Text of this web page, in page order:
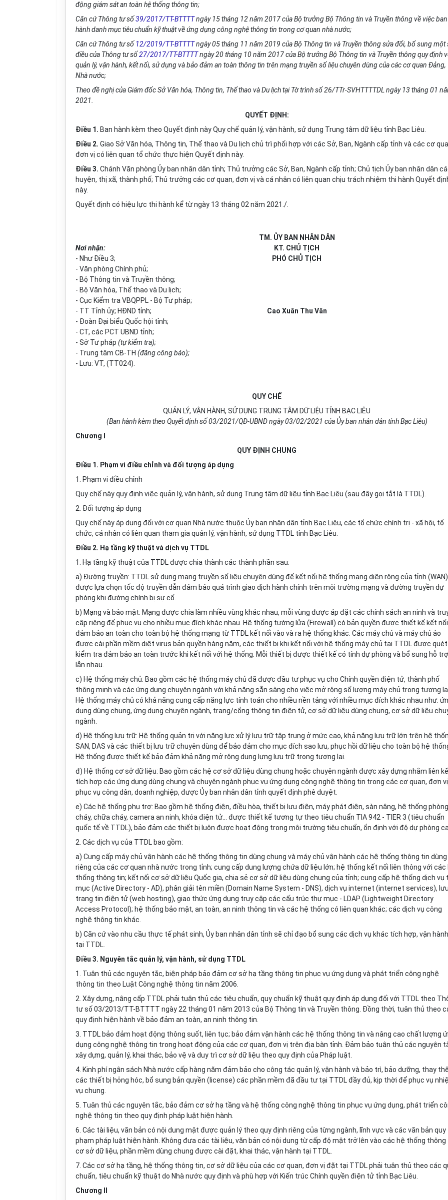
động giám sát an toàn hệ thống thông tin;
Căn cứ Thông tư số39/2017/TT-BTTTTngày 15 tháng 12 năm 2017 của Bộ trưởng Bộ Thông tin và Truyền thông về việc ban
hành danh mục tiêu chuẩn kỹ thuật về ứng dụng công nghệ thông tin trong cơ quan nhà nước;
Căn cứ Thông tư số 12/2019/TT-BTTTTngày 05 tháng 11 năm 2019 của Bộ Thông tin và Truyền thông sửa đổi, bổ sung một
điều của Thông tư số27/2017/TT-BTTTTngày 20 tháng 10 năm 2017 của Bộ trưởng Bộ Thông tin và Truyền thông quy định
quản lý, vận hành, kết nối, sử dụng và bảo đảm an toàn thông tin trên mạng truyền sốliệu chuyên dùng của các cơ quan Đảng,
Nhà nước;
Theo đề nghị của Giám đốc Sở Văn hóa, Thông tin, Thể thao và Du lịch tại Tờ trình số26/TTr-SVHTTTTDL ngày 13 tháng 01
2021.
QUYẾT ĐỊNH:
Điều 1. Ban hành kèm theo Quyết định này Quy chế quản lý, vận hành, sử dụng Trung tâm dữ liệu tỉnh Bạc Liêu.
Điều 2. Giao Sở Văn hóa, Thông tin, Thể thao và Du lịch chủ trì phối hợp với các Sở, Ban, Ngành cấp tỉnh và các cơ
đơn vị có liên quan tổ chức thực hiện Quyết định này.
Điều 3. Chánh Văn phòng Ủy ban nhân dân tỉnh; Thủ trưởng các Sở, Ban, Ngành cấp tỉnh; Chủ tịch Ủy ban nhân dân
huyện, thị xã, thành phố; Thủ trưởng các cơ quan, đơn vị và cá nhân có liên quan chịu trách nhiệm thi hành Quyết
này.
Quyết định có hiệu lực thi hành kể từ ngày 13 tháng 02 năm 2021./.
Nơi nhận:
- Như Điều 3;
- Văn phòng Chính phủ;
- Bộ Thông tin và Truyền thông;
- Bộ Văn hóa, Thể thao và Du lịch;
- Cục Kiểm tra VBQPPL - Bộ Tư pháp;
- TT Tỉnh ủy; HĐND tỉnh;
- Đoàn Đại biểu Quốc hội tỉnh;
- CT, các PCT UBND tỉnh;
- Sở Tư pháp (tự kiểm tra);
- Trung tâm CB-TH (đăng công báo);
- Lưu: VT, (TT024).
TM. ỦY BAN NHÂN DÂN
KT. CHỦ TỊCH
PHÓ CHỦ TỊCH
Cao Xuân Thu Vân
QUY CHẾ
QUẢN LÝ, VẬN HÀNH, SỬ DỤNG TRUNG TÂM DỮ LIỆU TỈNH BẠC LIÊU
(Ban hành kèm theo Quyết định số03/2021/QĐ-UBND ngày03/02/2021 của Ủy ban nhân dân tỉnh Bạc Liêu)
Chương I
QUY ĐỊNH CHUNG
Điều 1. Phạm vi điều chỉnh và đối tượng áp dụng
1.
Phạm vi điều chỉnh
Quy chế này quy định việc quản lý, vận hành, sử dụng Trung tâm dữ liệu tỉnh Bạc Liêu (sau đây gọi tắt là TTDL).
2. Đối tượng áp dụng
Quy chế này áp dụng đối với cơ quan Nhà nước thuộc Ủy ban nhân dân tỉnh Bạc Liêu, các tổ chức chính trị - xã hội, tổ
chức, cá nhân có liên quan tham gia quản lý, vận hành, sử dụng TTDL tỉnh Bạc Liêu.
Điều 2. H ạ tầng kỹ thuật và d ịch vụ TTDL
1.
Hạ tầng kỹ thuật của TTDL được chia thành các thành phần sau:
a) Đường truyền: TTDL sử dụng mạng truyền số liệu chuyên dùng để kết nối hệ thống mạng diện rộng của tỉnh
được lựa chọn tốc độ truyền dẫn đảm bảo quá trình giao dịch hành chính trên môi trường mạng và đường truyền dự
phòng khi đường chính bị sự cố
b) Mạng và bảo mật: Mạng được chia làm nhiều vùng khác nhau, mỗi vùng được áp đặt các chính sách an ninh và t
cập riêng để phục vụ cho nhiều mục đích khác nhau. Hệ thống tường lửa (Firewall) có bản quyền được thiết kế kết nối
đảm bảo an toàn cho toàn bộ hệ thống mạng từ TTDL kết nối vào và ra hệ thống khác. Các máy chủ và máy chủ ảo
được cài phần mềm diệt virus bản quyền hàng năm, các thiết bị khi kết nối với hệ thống máy chủ tại TTDL được quét
kiểm tra đảm bảo an toàn trước khi kết nối với hệ thống. Mỗi thiết bị được thiết kế có tính dự phòng và bổ sung hỗ trợ
lẫn nhau.
c) Hệ thống máy chủ: Bao gồm các hệ thống máy chủ đã được đầu tư phục vụ cho Chính quyền điện tử, thành phố
thông minh và các ứng dụng chuyên ngành với khả năng sẵn sàng cho việc mở rộng số lượng máy chủ trong tương
Hệ thống máy chủ có khả năng cung cấp năng lực tính toán cho nhiều nền tảng với nhiều mục đích khác nhau như:
dụng dùng chung, ứng dụng chuyên ngành, trang/cổng thông tin điện tử, cơ sởdữ liệu dùng chung, cơ sở dữ liệu
ngành.
d) Hệ thống lưu trữ: Hệ thống quản trị với năng lực xử lý lưu trữ tập trung ở mức cao, khả năng lưu trữ lớn trên hệ
SAN, DAS và các thiết bị lưu trữ chuyên dùng để bảo đảm cho mục đích sao lưu, phục hồi dữ liệu cho toàn bộ hệ
Hệ thống được thiết kế bảo đảm khả năng mởrộng dung lựng lưu trữ trong tương lai.
đ) Hệ thống cơ sở dữ liệu: Bao gồm các hệ cơ sở dữ liệu dùng chung hoặc chuyên ngành được xây dựng nhằm liên
tích hợp các ứng dụng dùng chung và chuyên ngành phục vụ ứng dụng công nghệ thông tin trong các cơ quan, đơn
phục vụ công dân, doanh nghiệp, được Ủy ban nhân dân tỉnh quyết định phê duyệt.
e) Các hệ thống phụ trợ: Bao gồm hệ thống điện, điều hòa, thiết bị lưu điện, máy phát điện, sàn nâng, hệ thống phòng
cháy, chữa cháy, camera an ninh, khóa điện tử... được thiết kế tương tự theo tiêu chuẩn TIA 942 - TIER 3 (tiêu chuẩn
quốc tế về TTDL), bảo đảm các thiết bị luôn được hoạt động trong môi trường tiêu chuẩn, ổn định với độ dự phòng
2. Các dịch vụ của TTDL bao gồm:
a) Cung cấp máy chủ vận hành các hệ thống thông tin dùng chung và máy chủ vận hành các hệ thống thông tin dùng
riêng của các cơ quan nhà nước trong tỉnh; cung cấp dung lượng chứa dữ liệu lớn; hệ thống kết nối liên thông với các
thống thông tin; kết nối cơ sở dữ liệu Quốc gia, chia sẻ cơ sởdữ liệu dùng chung của tỉnh; cung cấp hệ thống dịch vụ
mục (Active Directory - AD), phân giải tên miền (Domain Name System - DNS), dịch vụ internet (internet services),
trang tin điện tử (web hosting), giao thức ứng dụng truy cập các cấu trúc thư mục - LDAP (Lightweight Directory
Access Protocol); hệ thống bảo mật, an toàn, an ninh thông tin và các hệ thống có liên quan khác; các dịch vụ công
nghệ thông tin khác.
b) Căn cứ vào nhu cầu thực tế phát sinh, Ủy ban nhân dân tỉnh sẽ chỉ đạo bổ sung các dịch vụ khác tích hợp, vận hành
tại TTDL.
Điều 3. Nguyên tắc quản lý, vận hành, sử dụng TTDL
1. Tuân thủ các nguyên tắc, biện pháp bảo đảm cơ sở hạ tầng thông tin phục vụ ứng dụng và phát triển công nghệ
thông tin theo Luật Công nghệ thông tin năm 2006.
2. Xây dựng, nâng cấp TTDL phải tuân thủ các tiêu chuẩn, quy chuẩn kỹ thuật quy định áp dụng đối với TTDL theo
tư số 03/2013/TT-BTTTT ngày 22 tháng 01 năm 2013 của Bộ Thông tin và Truyền thông. Đồng thời, tuân thủ theo
quy định hiện hành về bảo đảm an toàn, an ninh thông tin.
3. TTDL bảo đảm hoạt động thông suốt, liên tục; bảo đảm vận hành các hệ thống thông tin và nâng cao chất lượng
dụng công nghệ thông tin trong hoạt động của các cơ quan, đơn vị trên địa bàn tỉnh. Đảm bảo tuân thủ các nguyên
xây dựng, quản lý, khai thác, bảo vệ và duy trì cơ sở dữ liệu theo quy định của Pháp luật.
4. Kinh phí ngân sách Nhà nước cấp hàng năm đảm bảo cho công tác quản lý, vận hành và bảo trì, bảo dưỡng, thay thế
các thiết bị hỏng hóc, bổ sung bản quyền (license) các phần mềm đã đầu tư tại TTDL đầy đủ, kịp thời để phục vụ
vụ chung.
5. Tuân thủ các nguyên tắc, bảo đảm cơ sở hạ tầng và hệ thống công nghệ thông tin phục vụ ứng dụng, phát triển
nghệ thông tin theo quy định pháp luật hiện hành.
6. Các tài liệu, văn bản có nội dung mật được quản lý theo quy định riêng của từng ngành, lĩnh vực và các văn bản quy
phạm pháp luật hiện hành. Không đưa các tài liệu, văn bản có nội dung từ cấp độ mật trở lên vào các hệ thống thông
cơ sởdữ liệu, phần mềm dùng chung được cài đặt, khai thác, vận hành tại TTDL.
7. Các cơ sở hạ tầng, hệ thống thông tin, cơ sởdữ liệu của các cơ quan, đơn vị đặt tại TTDL phải tuân thủ theo các
chuẩn, tiêu chuẩn kỹ thuật do Nhà nước quy định và phù hợp với Kiến trúc Chính quyền điện tử tỉnh Bạc Liêu.
Chương II